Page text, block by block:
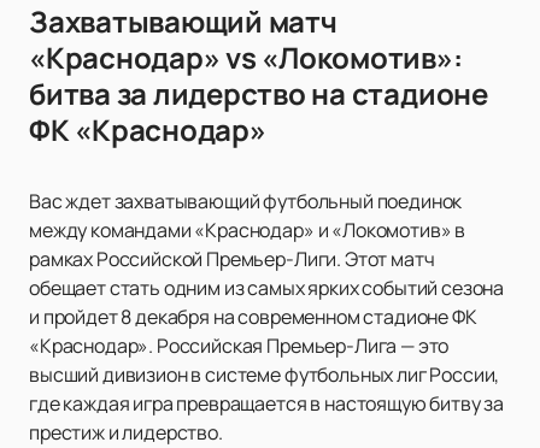
Захватывающий матч
«Краснодар» vs «Локомотив»:
битва за лидерство на стадионе
ФК «Краснодар»
Вас ждет захватывающий футбольный поединок
между командами «Краснодар» и «Локомотив» в
рамках Российской Премьер-Лиги. Этот матч
обещает стать одним из самых ярких событий сезона
и пройдет 8 декабря на современном стадионе ФК
«Краснодар». Российская Премьер-Лига — это
высший дивизион в системе футбольных лиг России,
где каждая игра превращается в настоящую битву за
престиж и лидерство.